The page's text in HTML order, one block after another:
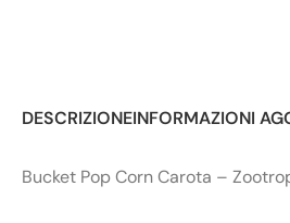
DESCRIZIONEINFORMAZIONI
Bucket Pop Corn Carota –